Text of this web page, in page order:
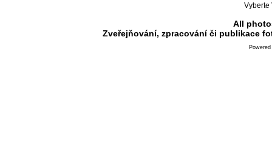
Vyberte
All
Zveřejňování, zpracování či publikace